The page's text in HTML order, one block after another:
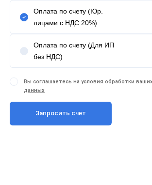
Оплата по счету (Юр.
лицами с НДС 20%)
Оплата по счету (Для ИП
без НДС)
Вы соглашаетесь на условия обработки ваших
данных